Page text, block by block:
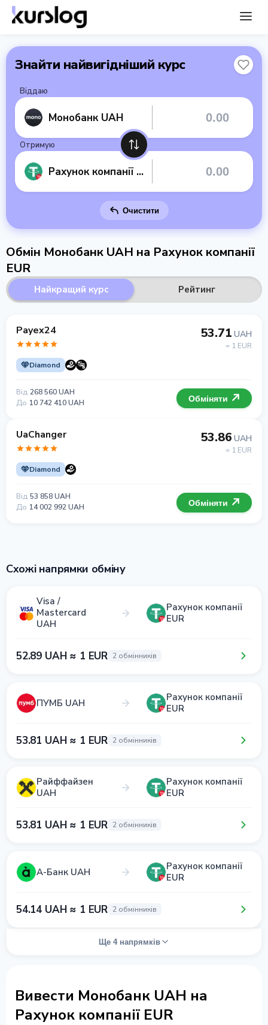
Знайти найвигідніший курс
Віддаю
Монобанк UAH
Отримую
Рахунок компанії EUR
Очистити
Обмін Монобанк UAH на Рахунок компанії
EUR
Найкращий курс Рейтинг
Payex24
Diamond
53.71 UAH
= 1 EUR
Від 268 560 UAH
До 10 742 410 UAH Обміняти
UaChanger
Diamond
53.86 UAH
= 1 EUR
Від 53 858 UAH
До 14 002 992 UAH Обміняти
Схожі напрямки обміну
Visa /
Mastercard
UAH
Рахунок компанії
EUR
52.89 UAH ≈ 1 EUR 2 обмінників
ПУМБ UAH
Рахунок компанії
EUR
53.81 UAH ≈ 1 EUR 2 обмінників
Райффайзен
UAH
Рахунок компанії
EUR
53.81 UAH ≈ 1 EUR 2 обмінників
А-Банк UAH
Рахунок компанії
EUR
54.14 UAH ≈ 1 EUR 2 обмінників
Ще 4 напрямків
Вивести Монобанк UAH на
Рахунок компанії EUR